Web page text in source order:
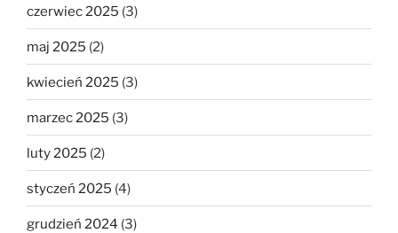
czerwiec 2025 (3)
maj 2025 (2)
kwiecień 2025 (3)
marzec 2025 (3)
luty 2025 (2)
styczeń 2025 (4)
grudzień 2024 (3)